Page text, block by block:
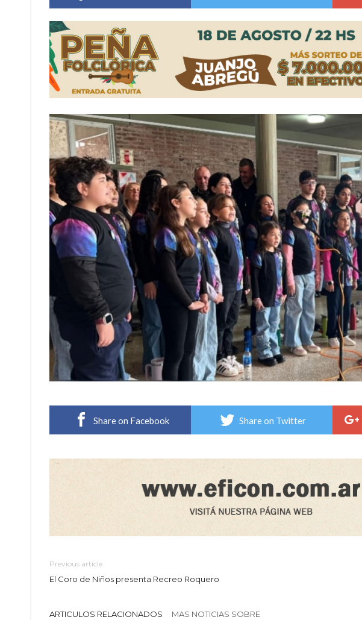
Güemes y Mariano Vera
Share on Facebook Share on Twitter
Previous article
El Coro de Niños presenta Recreo Roquero
ARTICULOS RELACIONADOS MAS NOTICIAS SOBRE